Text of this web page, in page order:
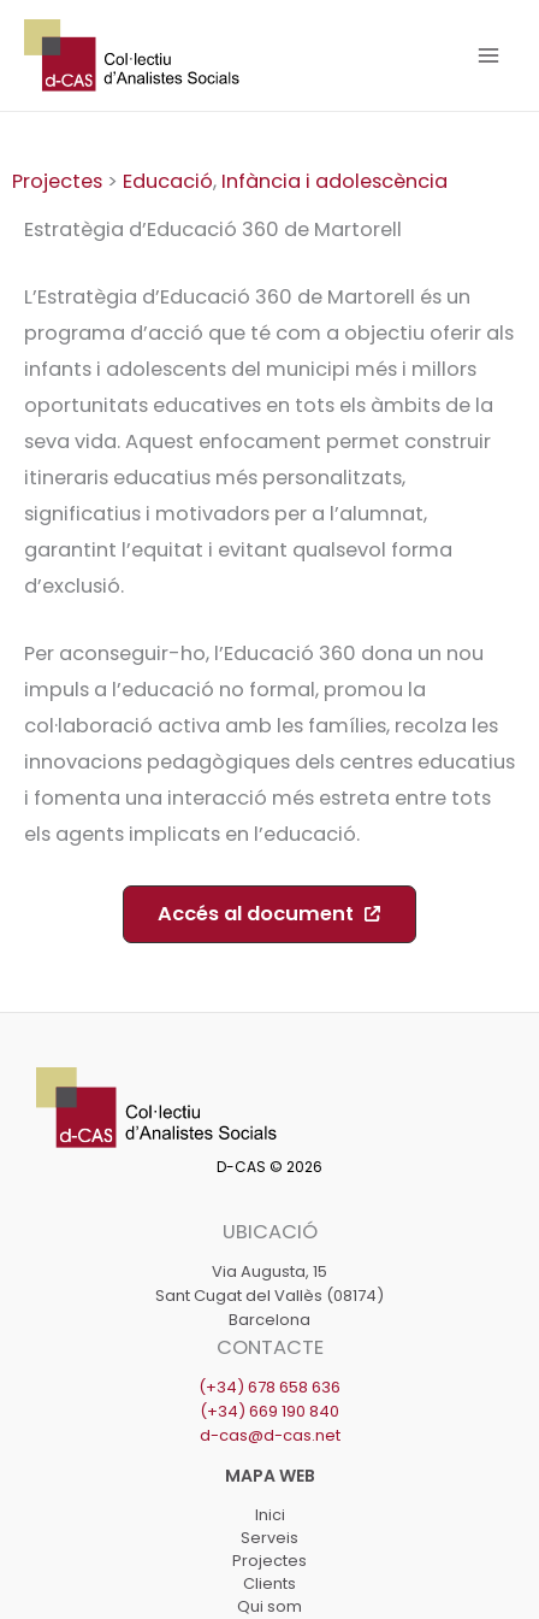
Vés
contingut
Projectes > Educació, Infància i adolescència
Estratègia d’Educació 360 de Martorell
L’Estratègia d’Educació 360 de Martorell és un
programa d’acció que té com a objectiu oferir als
infants i adolescents del municipi més i millors
oportunitats educatives en tots els àmbits de la
seva vida. Aquest enfocament permet construir
itineraris educatius més personalitzats,
significatius i motivadors per a l’alumnat,
garantint l’equitat i evitant qualsevol forma
d’exclusió.
Per aconseguir-ho, l’Educació 360 dona un nou
impuls a l’educació no formal, promou la
col·laboració activa amb les famílies, recolza les
innovacions pedagògiques dels centres educatius
i fomenta una interacció més estreta entre tots
els agents implicats en l’educació.
Accés al document
D-CAS © 2026
UBICACIÓ
Via Augusta, 15
Sant Cugat del Vallès (08174)
Barcelona
CONTACTE
(+34) 678 658 636
(+34) 669 190 840
d-cas@d-cas.net
Inici
Serveis
Projectes
Clients
Qui som